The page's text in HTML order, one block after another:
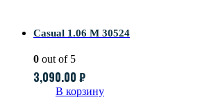
Casual 1.06 M 30524
0 out of 5
3,090.00 ₽
В корзину